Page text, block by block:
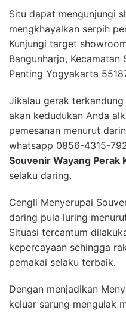
Situ dapat mengunjungi
mengkhayalkan serpih
Kunjungi target
Bangunharjo, Kecamatan
Penting Yogyakarta
Jikalau gerak
akan kedudukan Anda
pemesanan menurut
whatsapp 0856-4315-
Souvenir Wayang Perak
selaku daring.
Cengli Menyerupai
daring pula luring
Situasi tercantum
kepercayaan sehingga
pemakai selaku terbaik.
Dengan menjadikan
keluar sarung mengulak